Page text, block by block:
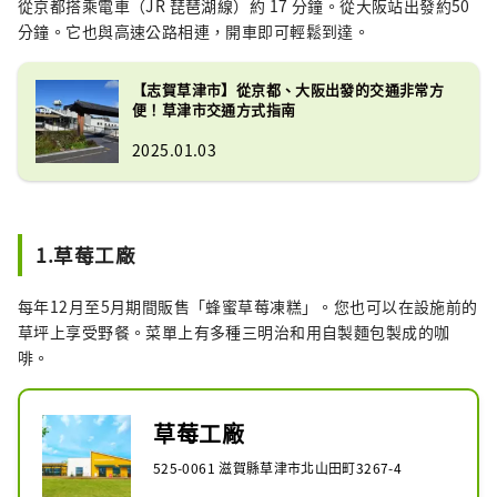
從京都搭乘電車（JR 琵琶湖線）約 17 分鐘。從大阪站出發約50
分鐘。它也與高速公路相連，開車即可輕鬆到達。
【志賀草津市】從京都、大阪出發的交通非常方
便！草津市交通方式指南
2025.01.03
1.草莓工廠
每年12月至5月期間販售「蜂蜜草莓凍糕」。您也可以在設施前的
草坪上享受野餐。菜單上有多種三明治和用自製麵包製成的咖
啡。
草莓工廠
525-0061 滋賀縣草津市北山田町3267-4